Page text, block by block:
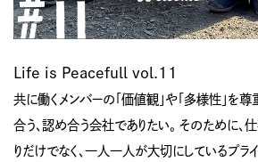
Life is Peacefull vol.11
共に働くメンバーの「価値観」や「多様性」を尊
合う、認め合う会社でありたい。 そのために、
りだけでなく、一人一人が大切にしているプラ